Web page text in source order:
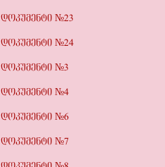
დოკუმენტი №23
დოკუმენტი №24
დოკუმენტი №3
დოკუმენტი №4
დოკუმენტი №6
დოკუმენტი №7